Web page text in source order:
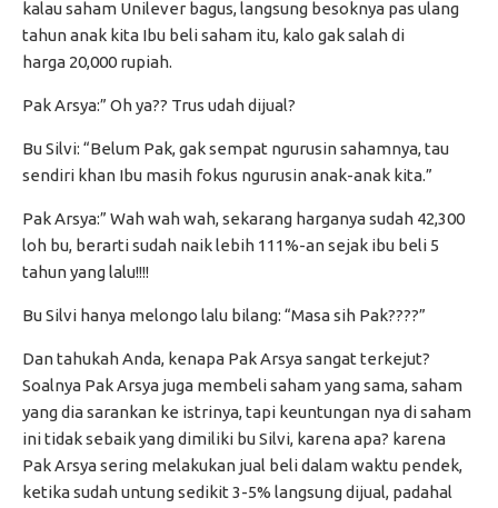
kalau saham Unilever bagus, langsung besoknya pas ulang
tahun anak kita Ibu beli saham itu, kalo gak salah di
harga 20,000 rupiah.
Pak Arsya:” Oh ya?? Trus udah dijual?
Bu Silvi: “Belum Pak, gak sempat ngurusin sahamnya, tau
sendiri khan Ibu masih fokus ngurusin anak-anak kita.”
Pak Arsya:” Wah wah wah, sekarang harganya sudah 42,300
loh bu, berarti sudah naik lebih 111%-an sejak ibu beli 5
tahun yang lalu!!!!
Bu Silvi hanya melongo lalu bilang: “Masa sih Pak????”
Dan tahukah Anda, kenapa Pak Arsya sangat terkejut?
Soalnya Pak Arsya juga membeli saham yang sama, saham
yang dia sarankan ke istrinya, tapi keuntungan nya di saham
ini tidak sebaik yang dimiliki bu Silvi, karena apa? karena
Pak Arsya sering melakukan jual beli dalam waktu pendek,
ketika sudah untung sedikit 3-5% langsung dijual, padahal